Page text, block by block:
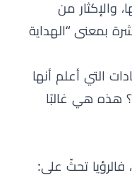
والإكثار من
بمعنى “الهداية
التي أعلم أنها
هذه هي غالبًا
تحثّ على: